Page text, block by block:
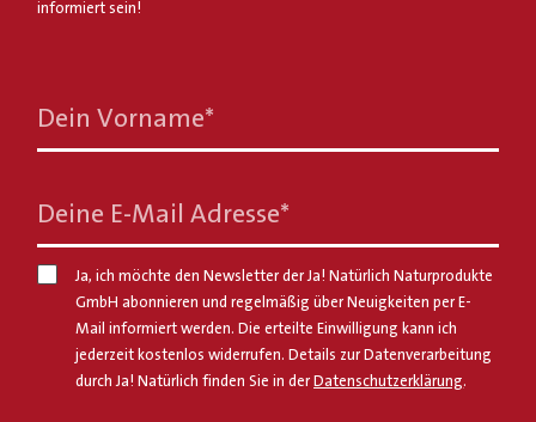
informiert sein!
Dein Vorname*
Deine E-Mail Adresse*
Ja, ich möchte den Newsletter der Ja! Natürlich Naturprodukte
GmbH abonnieren und regelmäßig über Neuigkeiten per E-
Mail informiert werden. Die erteilte Einwilligung kann ich
jederzeit kostenlos widerrufen. Details zur Datenverarbeitung
durch Ja! Natürlich finden Sie in der Datenschutzerklärung.